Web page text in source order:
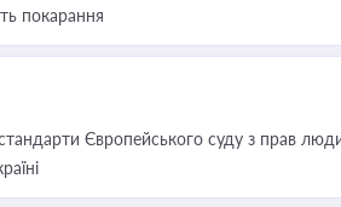
покарання
Європейського суду з прав